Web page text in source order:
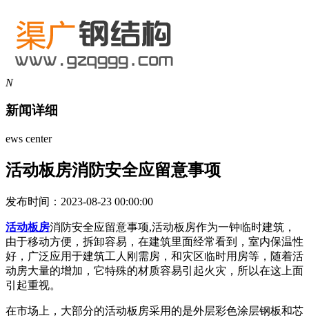
N
新闻详细
ews center
活动板房消防安全应留意事项
发布时间：2023-08-23 00:00:00
活动板房消防安全应留意事项,活动板房作为一钟临时建筑，
由于移动方便，拆卸容易，在建筑里面经常看到，室内保温性
好，广泛应用于建筑工人刚需房，和灾区临时用房等，随着活
动房大量的增加，它特殊的材质容易引起火灾，所以在这上面
引起重视。
在市场上，大部分的活动板房采用的是外层彩色涂层钢板和芯